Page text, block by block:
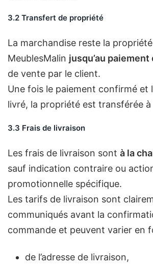
3.2 Transfert de propriété
La marchandise reste la
MeublesMalin jusqu’au
de vente par le client.
Une fois le paiement confirmé et
livré, la propriété est transférée à
3.3 Frais de livraison
Les frais de livraison sont à la
sauf indication contraire ou
promotionnelle spécifique.
Les tarifs de livraison sont
communiqués avant la
commande et peuvent varier en
de l’adresse de livraison,